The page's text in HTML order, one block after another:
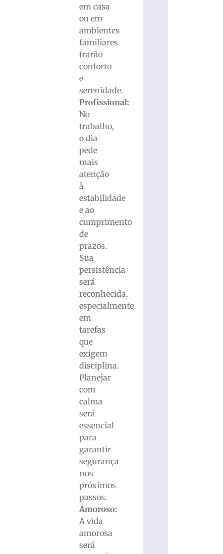
em casa
ou em
ambientes
familiares
trarão
conforto
e
serenidade.
Profissional:
No
trabalho,
o dia
pede
mais
atenção
à
estabilidade
e ao
cumprimento
de
prazos.
Sua
persistência
será
reconhecida,
especialmente
em
tarefas
que
exigem
disciplina.
Planejar
com
calma
será
essencial
para
garantir
segurança
nos
próximos
passos.
Amoroso:
A vida
amorosa
será